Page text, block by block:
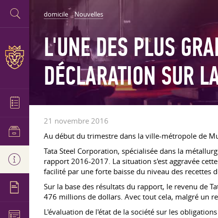
domicile Nouvelles
L'UNE DES PLUS
DÉCLARATION SUR
21 novembre 2016
Au début du trimestre dans la ville-métropole de
Tata Steel Corporation, spécialisée dans la
rapport 2016-2017. La situation s'est aggravée
facilité par une forte baisse du niveau des recettes
Sur la base des résultats du rapport, le revenu de
476 millions de dollars. Avec tout cela, malgré un
L'évaluation de l'état de la société sur les